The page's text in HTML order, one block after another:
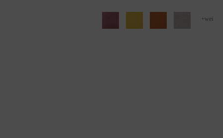
+weitere